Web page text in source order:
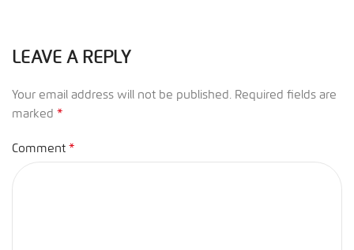
LEAVE A REPLY
Your email address will not be published. Required fields are
marked *
Comment *